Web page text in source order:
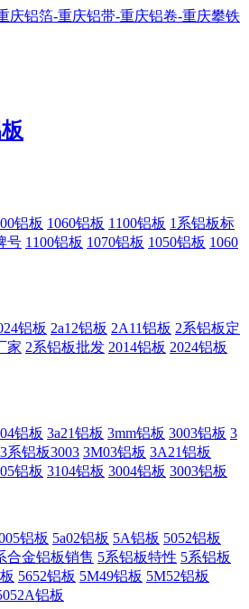
铝板 1060铝板 1100铝板 1系铝板标
号 1100铝板 1070铝板 1050铝板 1060
铝板 2a12铝板 2A11铝板 2系铝板定
家 2系铝板批发 2014铝板 2024铝板
铝板 3a21铝板 3mm铝板 3003铝板 3
3系铝板3003 3M03铝板 3A21铝板
铝板 3104铝板 3004铝板 3003铝板
铝板 5a02铝板 5A铝板 5052铝板
合金铝板销售 5系铝板特性 5系铝板
5652铝板 5M49铝板 5M52铝板
铝板